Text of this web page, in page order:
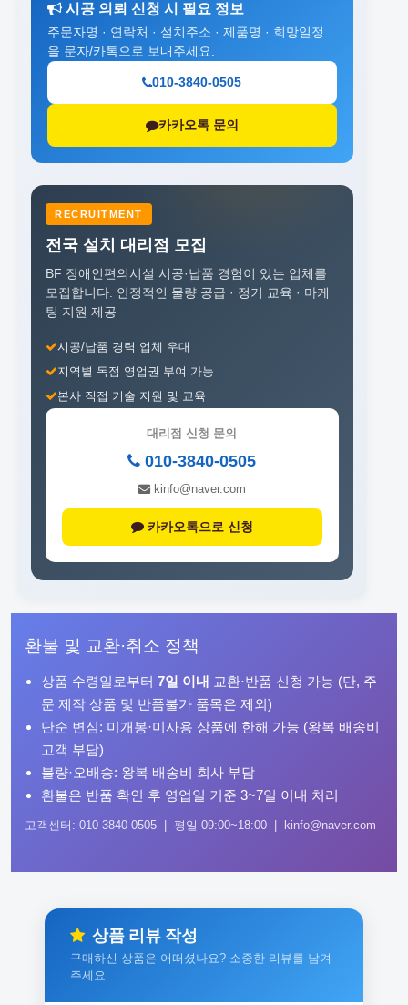
시공 의뢰 신청 시 필요 정보
주문자명 · 연락처 · 설치주소 · 제품명 · 희망일정
을 문자/카톡으로 보내주세요.
010-3840-0505
카카오톡 문의
RECRUITMENT
전국 설치 대리점 모집
BF 장애인편의시설 시공·납품 경험이 있는 업체를
모집합니다. 안정적인 물량 공급 · 정기 교육 · 마케
팅 지원 제공
시공/납품 경력 업체 우대
지역별 독점 영업권 부여 가능
본사 직접 기술 지원 및 교육
대리점 신청 문의
010-3840-0505
kinfo@naver.com
카카오톡으로 신청
환불 및 교환·취소 정책
상품 수령일로부터 7일 이내 교환·반품 신청 가능 (단, 주
문 제작 상품 및 반품불가 품목은 제외)
단순 변심: 미개봉·미사용 상품에 한해 가능 (왕복 배송비
고객 부담)
불량·오배송: 왕복 배송비 회사 부담
환불은 반품 확인 후 영업일 기준 3~7일 이내 처리
고객센터: 010-3840-0505 | 평일 09:00~18:00 | kinfo@naver.com
상품 리뷰 작성
구매하신 상품은 어떠셨나요? 소중한 리뷰를 남겨
주세요.